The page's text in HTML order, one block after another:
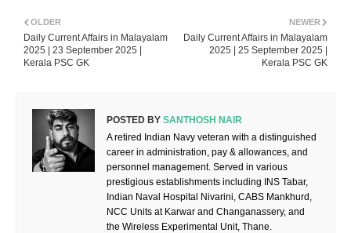
NEWER
Daily Current Affairs in Malayalam
2025 | 25 September 2025 |
Kerala PSC GK
OLDER
Daily Current Affairs in Malayalam
2025 | 23 September 2025 |
Kerala PSC GK
POSTED BY SANTHOSH NAIR
A retired Indian Navy veteran with a distinguished
career in administration, pay & allowances, and
personnel management. Served in various
prestigious establishments including INS Tabar,
Indian Naval Hospital Nivarini, CABS Mankhurd,
NCC Units at Karwar and Changanassery, and
the Wireless Experimental Unit, Thane.